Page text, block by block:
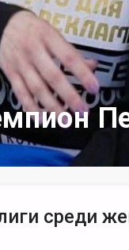
среди